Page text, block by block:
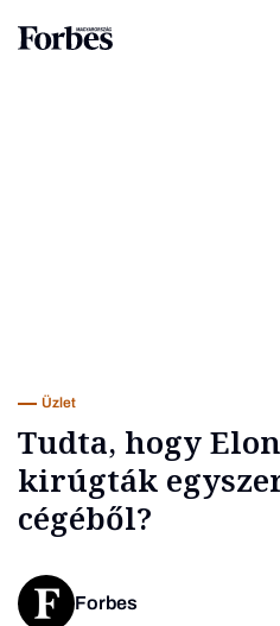
Üzlet
Tudta, hogy
kirúgták
cégéből?
Forbes